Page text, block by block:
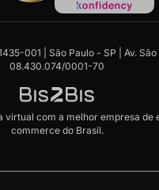
001 | São Paulo - SP | Av. São
08.430.074/0001-70
virtual com a melhor empresa de
commerce do Brasil.